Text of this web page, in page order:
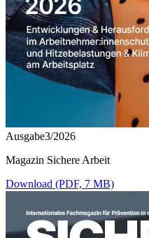
Ausgabe3/2026
Magazin Sichere Arbeit
Download (PDF, 7 MB)